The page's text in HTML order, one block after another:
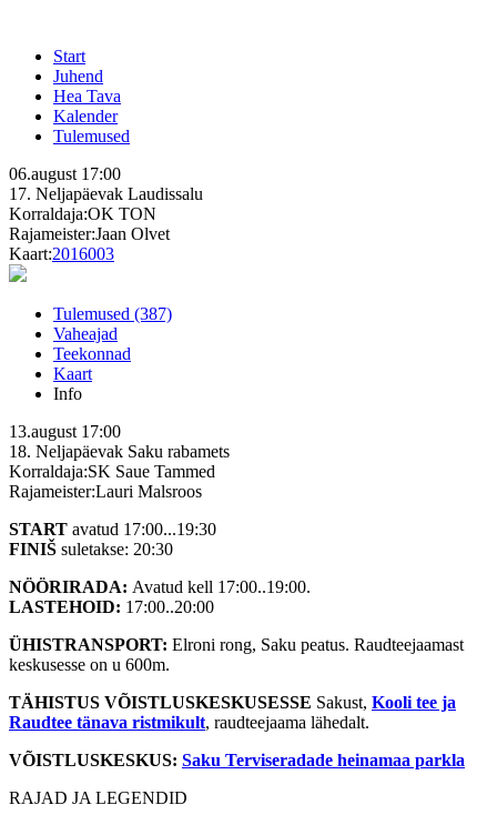
Start
Juhend
Hea Tava
Kalender
Tulemused
06.august 17:00
17. Neljapäevak Laudissalu
Korraldaja:OK TON
Rajameister:Jaan Olvet
Kaart:2016003
Tulemused (387)
Vaheajad
Teekonnad
Kaart
Info
13.august 17:00
18. Neljapäevak Saku rabamets
Korraldaja:SK Saue Tammed
Rajameister:Lauri Malsroos
START avatud 17:00...19:30
FINIŠ suletakse: 20:30
NÖÖRIRADA: Avatud kell 17:00..19:00.
LASTEHOID: 17:00..20:00
ÜHISTRANSPORT: Elroni rong, Saku peatus. Raudteejaamast
keskusesse on u 600m.
TÄHISTUS VÕISTLUSKESKUSESSE Sakust, Kooli tee ja
Raudtee tänava ristmikult, raudteejaama lähedalt.
VÕISTLUSKESKUS: Saku Terviseradade heinamaa parkla
RAJAD JA LEGENDID